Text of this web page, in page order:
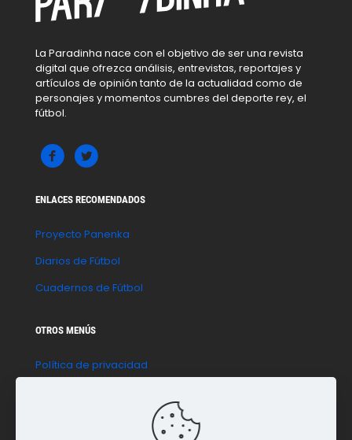
La Paradinha nace con el objetivo de ser una revista
digital que ofrezca análisis, entrevistas, reportajes y
artículos de opinión tanto de la actualidad como de
personajes y momentos cumbres del deporte rey, el
fútbol.
ENLACES RECOMENDADOS
Proyecto Panenka
Diarios de Fútbol
Cuadernos de Fútbol
OTROS MENÚS
Política de privacidad